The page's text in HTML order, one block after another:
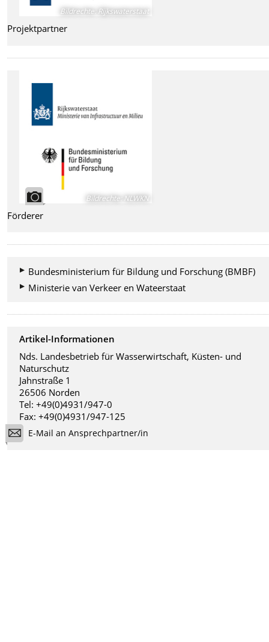
Bildrechte: Rijkswaterstaat
Projektpartner
Bildrechte: NLWKN
Förderer
Bundesministerium für Bildung und Forschung (BMBF)
Ministerie van Verkeer en Wateerstaat
Artikel-Informationen
Nds. Landesbetrieb für Wasserwirtschaft, Küsten- und
Naturschutz
Jahnstraße 1
26506 Norden
Tel: +49(0)4931/947-0
Fax: +49(0)4931/947-125
E-Mail an Ansprechpartner/in